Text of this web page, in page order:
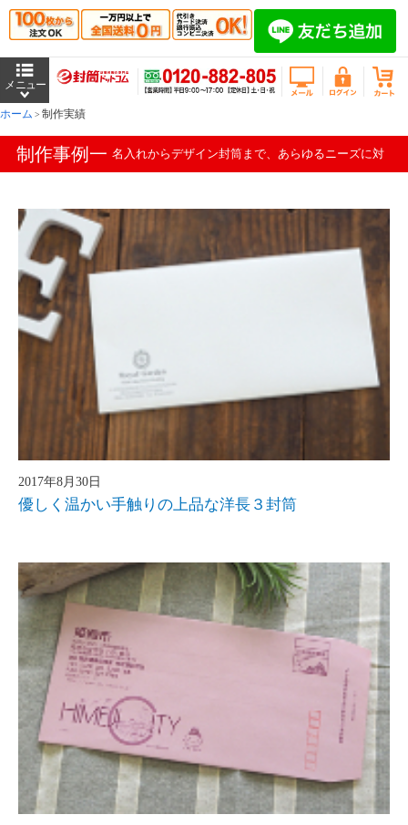
ホーム 制作実績
制作事例一 名入れからデザイン封筒まで、あらゆるニーズに対
2017年8月30日
優しく温かい手触りの上品な洋長３封筒